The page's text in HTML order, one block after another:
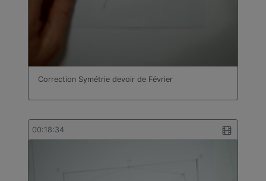
Correction Symétrie devoir de Février
00:18:34